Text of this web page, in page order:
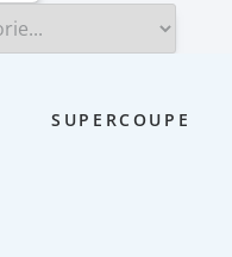
SUPERCOUPE